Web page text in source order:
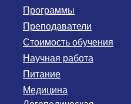
Научная работа
Медицина
Питание
Стоимость обучения
Преподаватели
Программы